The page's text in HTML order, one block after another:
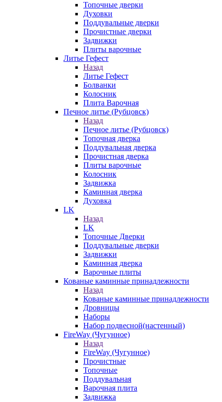
Топочные дверки
Духовки
Поддувальные дверки
Прочистные дверки
Задвижки
Плиты варочные
Литье Гефест
Назад
Литье Гефест
Болванки
Колосник
Плита Варочная
Печное литье (Рубцовск)
Назад
Печное литье (Рубцовск)
Топочная дверка
Поддувальная дверка
Прочистная дверка
Плиты варочные
Колосник
Задвижка
Каминная дверка
Духовка
LK
Назад
LK
Топочные Дверки
Поддувальные дверки
Задвижки
Каминная дверка
Варочные плиты
Кованые каминные принадлежности
Назад
Кованые каминные принадлежности
Дровницы
Наборы
Набор подвесной(настенный)
FireWay (Чугунное)
Назад
FireWay (Чугунное)
Прочистные
Топочные
Поддувальная
Варочная плита
Задвижка